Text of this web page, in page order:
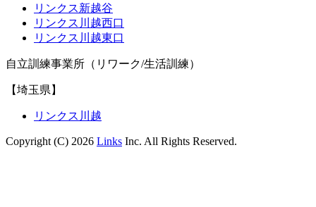
リンクス新越谷
リンクス川越西口
リンクス川越東口
自立訓練事業所（リワーク/生活訓練）
【埼玉県】
リンクス川越
Copyright (C) 2026 Links Inc. All Rights Reserved.